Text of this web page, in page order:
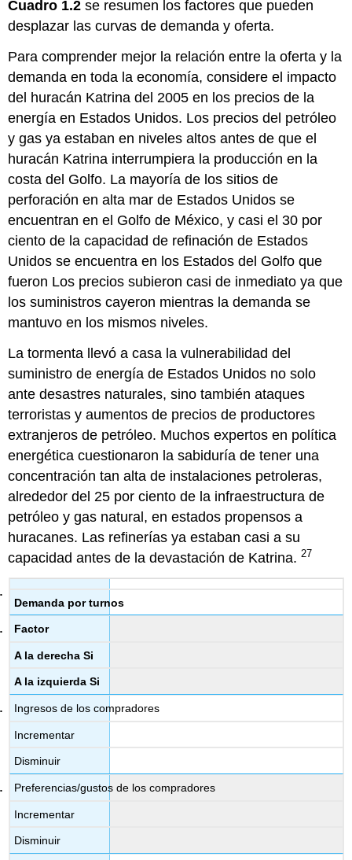
Cuadro 1.2 se resumen los factores que pueden
desplazar las curvas de demanda y oferta.
Para comprender mejor la relación entre la oferta y la
demanda en toda la economía, considere el impacto
del huracán Katrina del 2005 en los precios de la
energía en Estados Unidos. Los precios del petróleo
y gas ya estaban en niveles altos antes de que el
huracán Katrina interrumpiera la producción en la
costa del Golfo. La mayoría de los sitios de
perforación en alta mar de Estados Unidos se
encuentran en el Golfo de México, y casi el 30 por
ciento de la capacidad de refinación de Estados
Unidos se encuentra en los Estados del Golfo que
fueron Los precios subieron casi de inmediato ya que
los suministros cayeron mientras la demanda se
mantuvo en los mismos niveles.
La tormenta llevó a casa la vulnerabilidad del
suministro de energía de Estados Unidos no solo
ante desastres naturales, sino también ataques
terroristas y aumentos de precios de productores
extranjeros de petróleo. Muchos expertos en política
energética cuestionaron la sabiduría de tener una
concentración tan alta de instalaciones petroleras,
alrededor del 25 por ciento de la infraestructura de
petróleo y gas natural, en estados propensos a
huracanes. Las refinerías ya estaban casi a su
capacidad antes de la devastación de Katrina.27
Demanda por turnos
Factor
A la derecha Si
A la izquierda Si
Ingresos de los compradores
Incrementar
Disminuir
Preferencias/gustos de los compradores
Incrementar
Disminuir